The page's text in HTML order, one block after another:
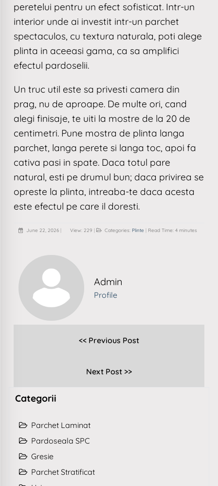
peretelui pentru un efect sofisticat. Intr-un
interior unde ai investit intr-un parchet
spectaculos, cu textura naturala, poti alege
plinta in aceeasi gama, ca sa amplifici
efectul pardoselii.
Un truc util este sa privesti camera din
prag, nu de aproape. De multe ori, cand
alegi finisaje, te uiti la mostre de la 20 de
centimetri. Pune mostra de plinta langa
parchet, langa perete si langa toc, apoi fa
cativa pasi in spate. Daca totul pare
natural, esti pe drumul bun; daca privirea se
opreste la plinta, intreaba-te daca acesta
este efectul pe care il doresti.
June 22, 2026 | View: 229 | Categories: Plinte | Read Time: 4 minutes
Admin
Profile
<< Previous Post
Next Post >>
Categorii
Parchet Laminat
Pardoseala SPC
Gresie
Parchet Stratificat